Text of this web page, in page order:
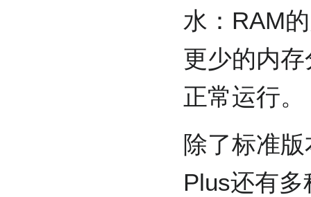
水：RAM
更少的内
正常运行。
除了标准
Plus还有